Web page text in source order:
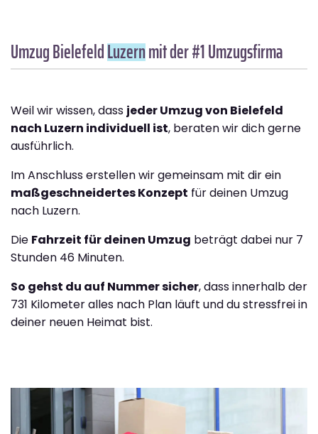
Umzug BielefeldLuzernmit der #1 Umzugsfirma
Weil wir wissen, dass jeder Umzug von Bielefeld
nach Luzern individuell ist, beraten wir dich gerne
ausführlich.
Im Anschluss erstellen wir gemeinsam mit dir ein
maßgeschneidertes Konzept für deinen Umzug
nach Luzern.
Die Fahrzeit für deinen Umzug beträgt dabei nur 7
Stunden 46 Minuten.
So gehst du auf Nummer sicher, dass innerhalb der
731 Kilometer alles nach Plan läuft und du stressfrei in
deiner neuen Heimat bist.